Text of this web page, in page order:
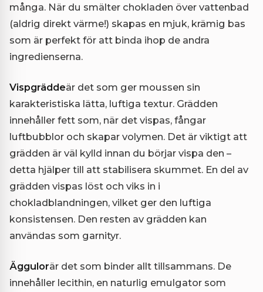
många. När du smälter chokladen över vattenbad
(aldrig direkt värme!) skapas en mjuk, krämig bas
som är perfekt för att binda ihop de andra
ingredienserna.
Vispgräddeär det som ger moussen sin
karakteristiska lätta, luftiga textur. Grädden
innehåller fett som, när det vispas, fångar
luftbubblor och skapar volymen. Det är viktigt att
grädden är väl kylld innan du börjar vispa den –
detta hjälper till att stabilisera skummet. En del av
grädden vispas löst och viks in i
chokladblandningen, vilket ger den luftiga
konsistensen. Den resten av grädden kan
användas som garnityr.
Äggulorär det som binder allt tillsammans. De
innehåller lecithin, en naturlig emulgator som